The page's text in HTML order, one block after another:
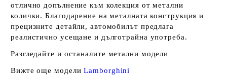
отлично допълнение към колекция от метални
колички. Благодарение на металната конструкция и
прецизните детайли, автомобилът предлага
реалистично усещане и дълготрайна употреба.
Разгледайте и останалите метални модели
Вижте още моделиLamborghini